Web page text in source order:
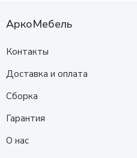
АркоМебель
Контакты
Доставка и оплата
Сборка
Гарантия
О нас